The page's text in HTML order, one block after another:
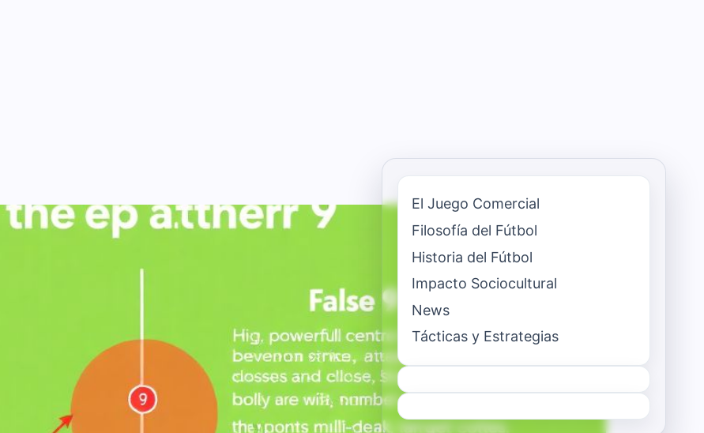
El Juego Comercial
Filosofía del Fútbol
Historia del Fútbol
Impacto Sociocultural
News
Tácticas y Estrategias